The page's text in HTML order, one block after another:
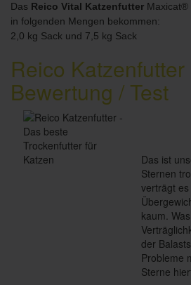
Das Reico Vital Katzenfutter Maxicat®
in folgenden Mengen bekommen:
2,0 kg Sack und 7,5 kg Sack
Reico
Bewertung / Test
Das ist
Sternen
verträgt
kaum.
der
Probleme
Sterne